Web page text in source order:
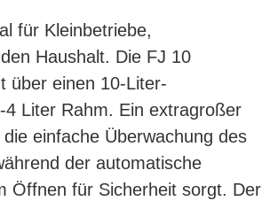
für Kleinbetriebe,
Haushalt. Die FJ 10
über einen 10-Liter-
Liter Rahm. Ein extragroßer
einfache Überwachung des
der automatische
Öffnen für Sicherheit sorgt. Der